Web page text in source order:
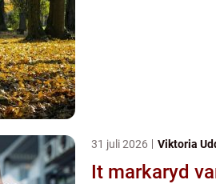
31 juli 2026 Viktoria
It markaryd vardaglig teknik som